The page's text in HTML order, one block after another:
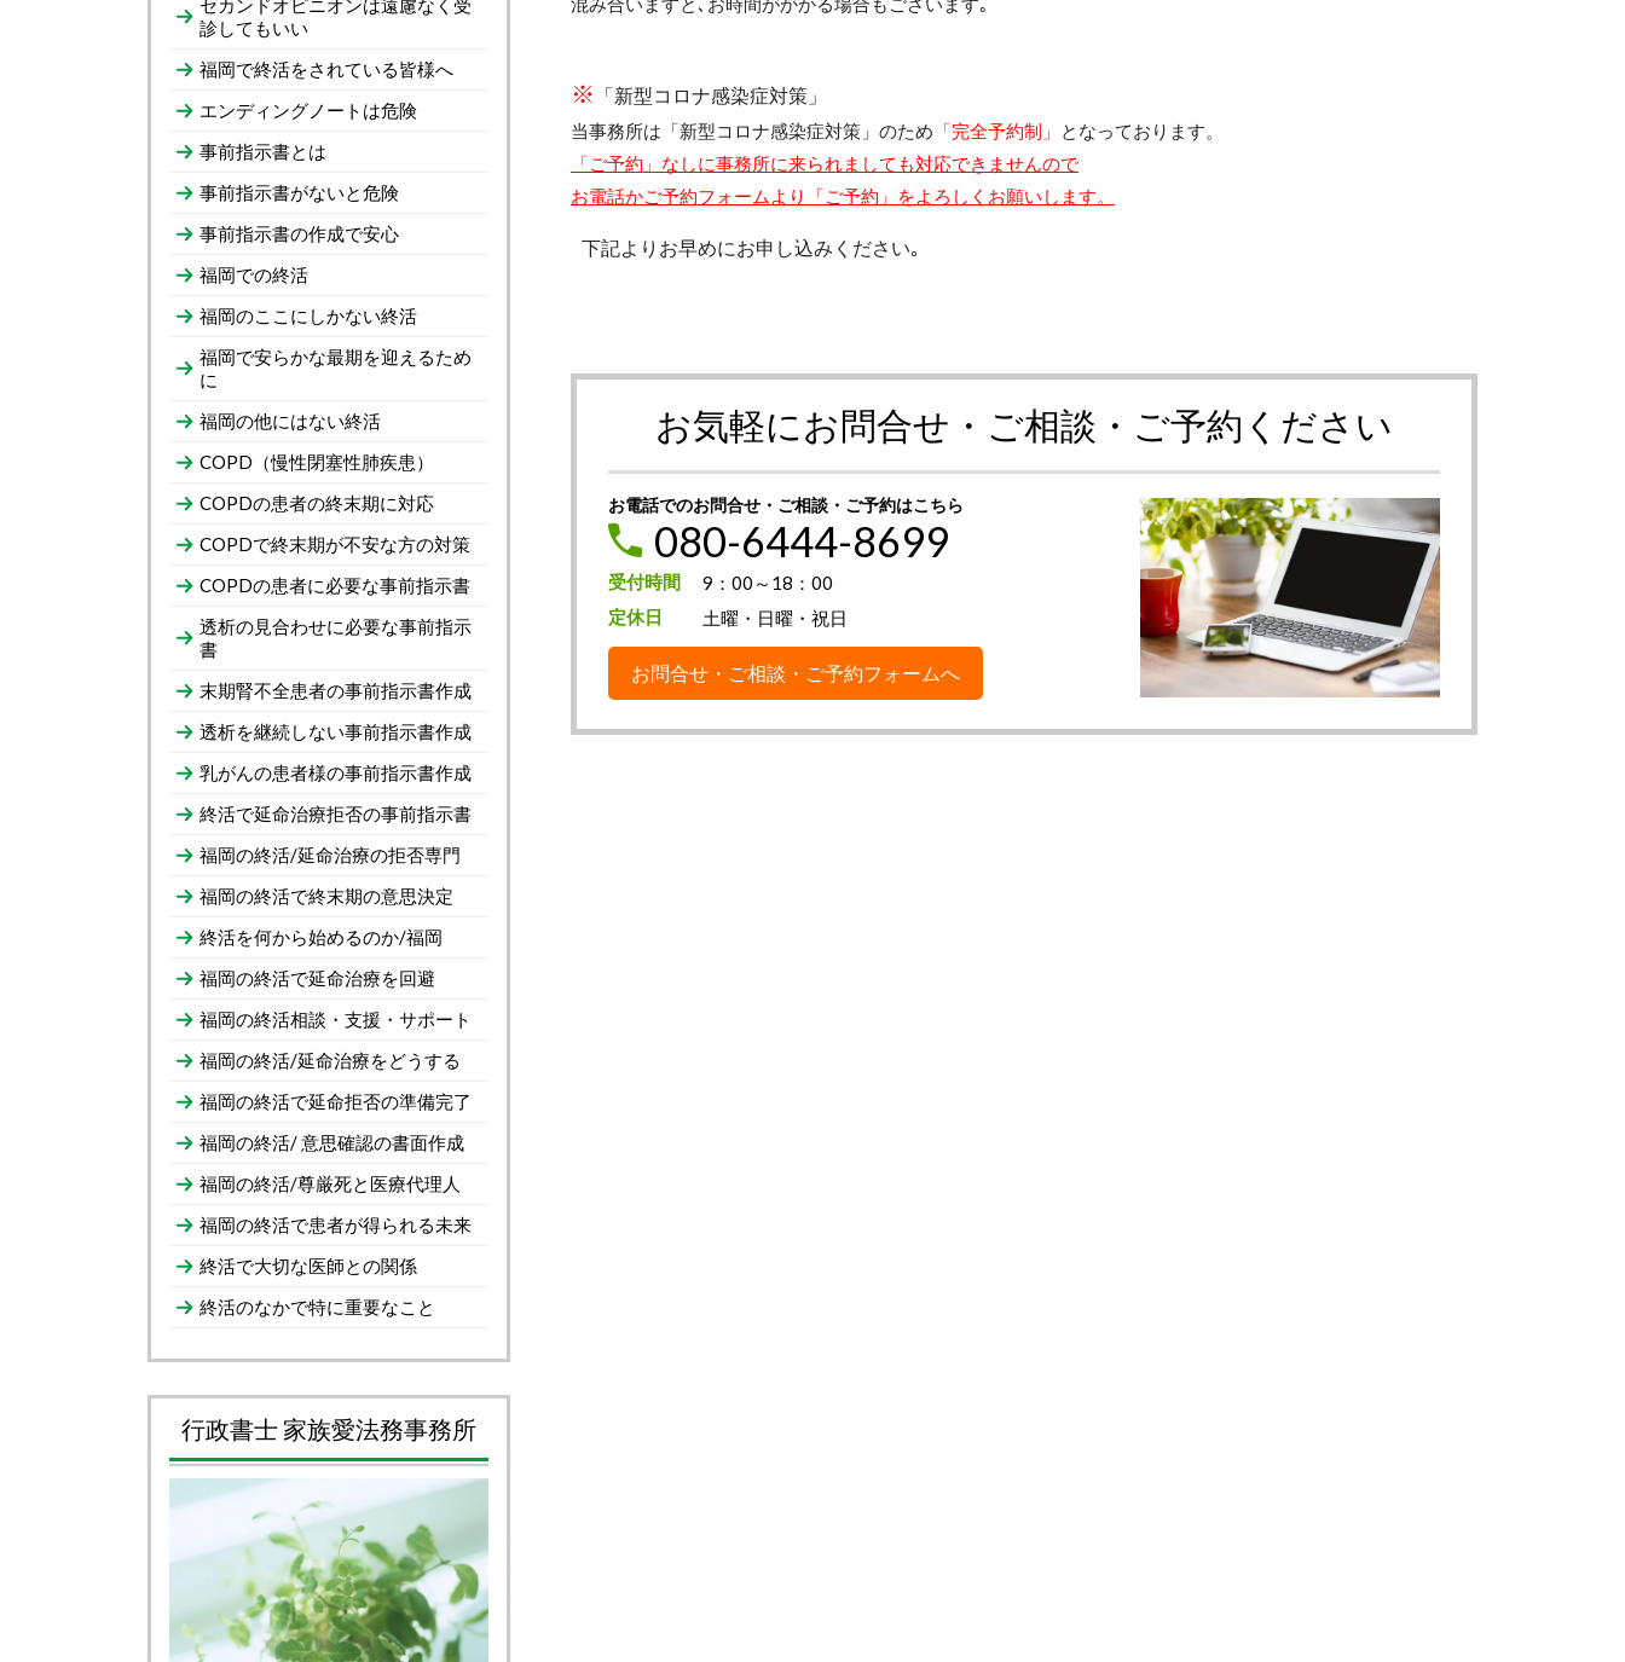
※ 「新型コロナ感染症対策」
当事務所は「新型コロナ感染症対策」のため 「完全予約制」
となっております。
「ご予約」なしに事務所に来られましても対応できませんので
お電話かご予約フォームより「ご予約」をよろしくお願いします。
下記よりお早めにお申し込みください｡
お気軽にお問合せ・ご相談・ご予約ください
お電話でのお問合せ・ご相談・ご予約はこちら
080-6444-8699
受付時間
9：00～18：00
定休日
土曜・日曜・祝日
お問合せ・ご相談・ご予約フォームへ
セカンドオピニオンは遠慮なく受
診してもいい
福岡で終活をされている皆様へ
エンディングノートは危険
事前指示書とは
事前指示書がないと危険
事前指示書の作成で安心
福岡での終活
福岡のここにしかない終活
福岡で安らかな最期を迎えるため
に
福岡の他にはない終活
COPD（慢性閉塞性肺疾患）
COPDの患者の終末期に対応
COPDで終末期が不安な方の対策
COPDの患者に必要な事前指示書
透析の見合わせに必要な事前指示
書
末期腎不全患者の事前指示書作成
透析を継続しない事前指示書作成
乳がんの患者様の事前指示書作成
終活で延命治療拒否の事前指示書
福岡の終活/延命治療の拒否専門
福岡の終活で終末期の意思決定
終活を何から始めるのか/福岡
福岡の終活で延命治療を回避
福岡の終活相談・支援・サポート
福岡の終活/延命治療をどうする
福岡の終活で延命拒否の準備完了
福岡の終活/ 意思確認の書面作成
福岡の終活/尊厳死と医療代理人
福岡の終活で患者が得られる未来
終活で大切な医師との関係
終活のなかで特に重要なこと
行政書士 家族愛法務事務所